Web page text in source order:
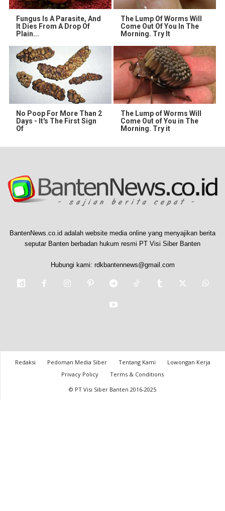
Fungus Is A Parasite, And
It Dies From A Drop Of
Plain...
The Lump Of Worms Will
Come Out Of You In The
Morning. Try It
No Poop For More Than 2
Days - It's The First Sign
Of
The Lump of Worms Will
Come Out of You in The
Morning. Try it
BantenNews.co.id adalah website media online yang menyajikan berita
seputar Banten berbadan hukum resmi PT Visi Siber Banten
Hubungi kami: rdkbantennews@gmail.com
Redaksi Pedoman Media Siber Tentang Kami
Lowongan Kerja
Privacy Policy
Terms & Conditions
© PT Visi Siber Banten 2016-2025